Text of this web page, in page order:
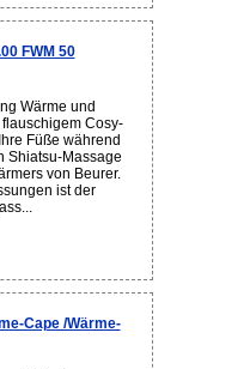
FWM 50
Wärme und
Cosy-
Füße während
Shiatsu-Massage
von Beurer.
ist der
Cape /Wärme-